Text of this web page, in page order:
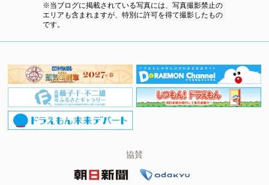
※当ブログに掲載されている写真には、写真撮影禁止の
エリアも含まれますが、特別に許可を得て撮影したもの
です。
協賛